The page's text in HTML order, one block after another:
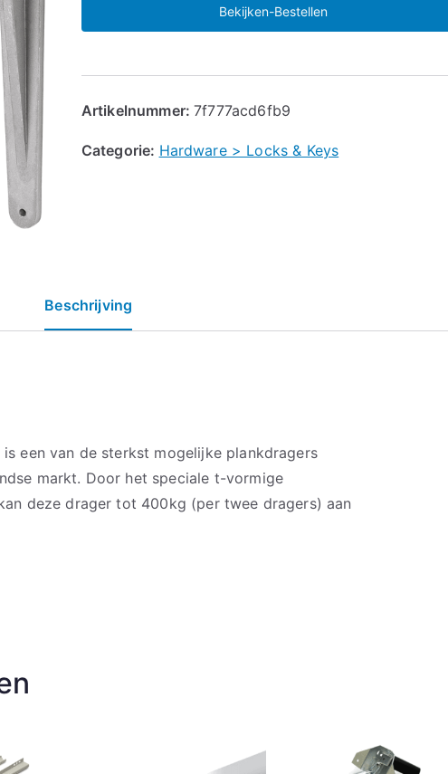
Bekijken-Bestellen
Artikelnummer:7f777acd6fb9
Categorie: Hardware > Locks & Keys
Beschrijving
een van de sterkst mogelijke plankdragers
markt. Door het speciale t-vormige
deze drager tot 400kg (per twee dragers) aan